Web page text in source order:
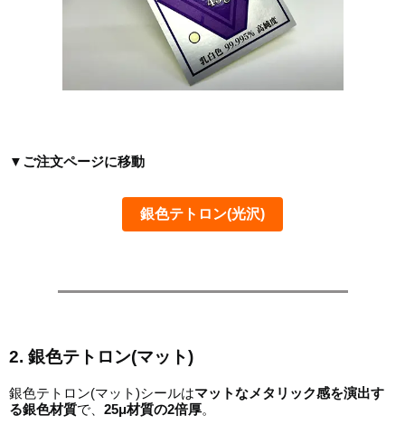
▼ご注文ページに移動
銀色テトロン(光沢)
2. 銀色テトロン(マット)
銀色テトロン(マット)シールはマットなメタリック感を演出す
る銀色材質で、 25μ材質の2倍厚。